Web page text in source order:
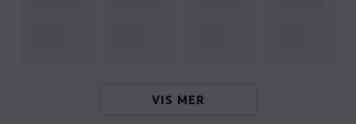
Produsentens artikkelnr: 9H.N58FQ.A61
VIS MER